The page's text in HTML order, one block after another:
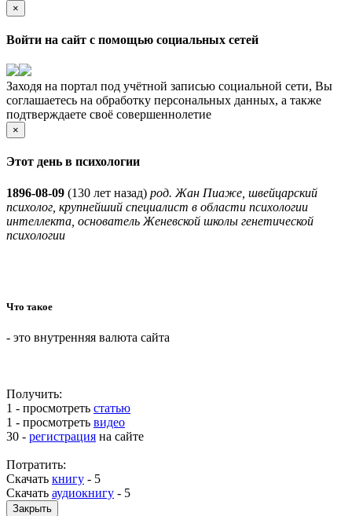
×
Войти на сайт с помощью социальных сетей
Заходя на портал под учётной записью социальной сети, Вы
соглашаетесь на обработку персональных данных, а также
подтверждаете своё совершеннолетие
×
Этот день в психологии
1896-08-09 (130 лет назад) род. Жан Пиаже, швейцарский
психолог, крупнейший специалист в области психологии
интеллекта, основатель Женевской школы генетической
психологии
Что такое
- это внутренняя валюта сайта
Получить:
1 - просмотреть статью
1 - просмотреть видео
30 - регистрация на сайте
Потратить:
Скачать книгу - 5
Скачать аудиокнигу - 5
Закрыть